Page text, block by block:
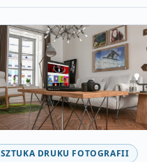
SZTUKA DRUKU FOTOGRAFII